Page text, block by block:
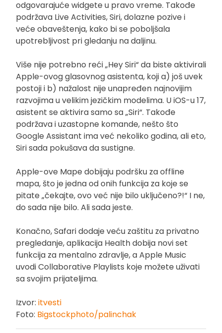
odgovarajuće widgete u pravo vreme. Takođe
podržava Live Activities, Siri, dolazne pozive i
veće obaveštenja, kako bi se poboljšala
upotrebljivost pri gledanju na daljinu.
Više nije potrebno reći „Hey Siri“ da biste aktivirali
Apple-ovog glasovnog asistenta, koji a) još uvek
postoji i b) nažalost nije unapređen najnovijim
razvojima u velikim jezičkim modelima. U iOS-u 17,
asistent se aktivira samo sa „Siri“. Takođe
podržava i uzastopne komande, nešto što
Google Assistant ima već nekoliko godina, ali eto,
Siri sada pokušava da sustigne.
Apple-ove Mape dobijaju podršku za offline
mapa, što je jedna od onih funkcija za koje se
pitate „čekajte, ovo već nije bilo uključeno?!“ I ne,
do sada nije bilo. Ali sada jeste.
Konačno, Safari dodaje veću zaštitu za privatno
pregledanje, aplikacija Health dobija novi set
funkcija za mentalno zdravlje, a Apple Music
uvodi Collaborative Playlists koje možete uživati
sa svojim prijateljima.
Izvor: itvesti
Foto: Bigstockphoto/palinchak